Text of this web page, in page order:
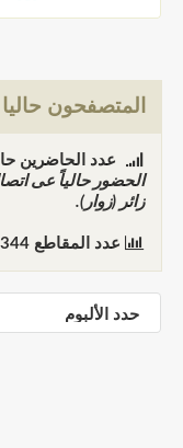
المتصفحون
عدد الحاضرين
الحضور حالياً عى
زائر (زوار).
عدد المقاطع